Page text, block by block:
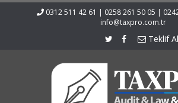
0312 511 42 61 | 0258 261 50 05 |
info@taxpro.com.tr
Teklif